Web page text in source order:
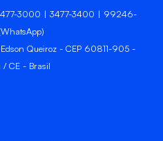
3000 | 3477-3400 | 99246-
Queiroz - CEP 60811-905 -
/ CE - Brasil